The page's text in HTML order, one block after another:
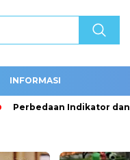
INFORMASI
Indikator dan